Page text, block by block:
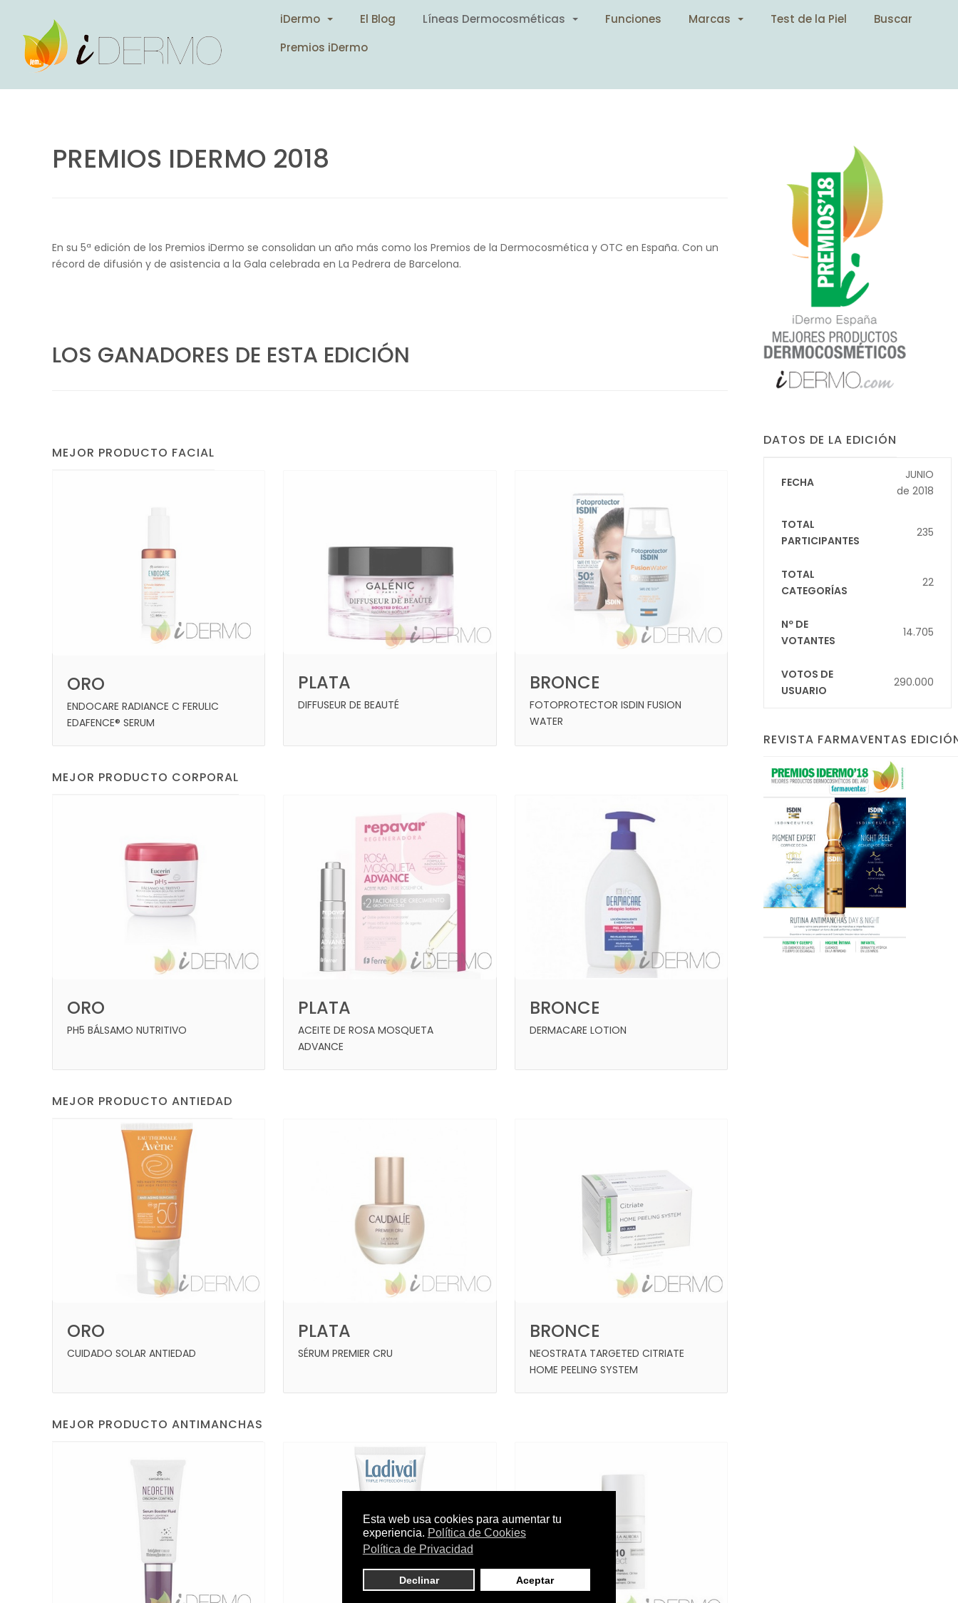
iDermo El Blog Líneas Dermocosméticas Funciones Marcas Test de la Piel
Buscar
Premios iDermo
PREMIOS IDERMO 2018
En su 5ª edición de los Premios iDermo se consolidan un año más como los Premios de la Dermocosmética y OTC en España. Con un
récord de difusión y de asistencia a la Gala celebrada en La Pedrera de Barcelona.
LOS GANADORES DE ESTA EDICIÓN
MEJOR PRODUCTO FACIAL
ORO
ENDOCARE RADIANCE C FERULIC
EDAFENCE® SERUM
PLATA
DIFFUSEUR DE BEAUTÉ
BRONCE
FOTOPROTECTOR ISDIN FUSION
WATER
MEJOR PRODUCTO CORPORAL
ORO
PH5 BÁLSAMO NUTRITIVO
PLATA
ACEITE DE ROSA MOSQUETA
ADVANCE
BRONCE
DERMACARE LOTION
MEJOR PRODUCTO ANTIEDAD
ORO
CUIDADO SOLAR ANTIEDAD
PLATA
SÉRUM PREMIER CRU
BRONCE
NEOSTRATA TARGETED CITRIATE
HOME PEELING SYSTEM
MEJOR PRODUCTO ANTIMANCHAS
DATOS DE LA EDICIÓN
FECHA
JUNIO
de 2018
TOTAL
PARTICIPANTES
235
TOTAL
CATEGORÍAS
22
Nº DE
VOTANTES
14.705
VOTOS DE
USUARIO
290.000
REVISTA FARMAVENTAS